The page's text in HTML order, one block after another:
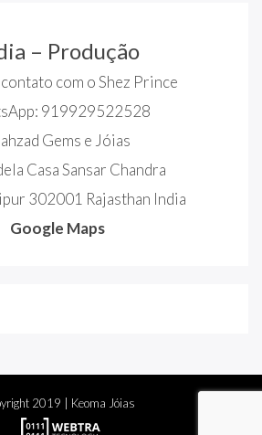
– Produção
com o Shez Prince
919929522528
Gems e Jóias
Casa Sansar Chandra
302001 Rajasthan India
Google Maps
2019 | Keoma Jóias